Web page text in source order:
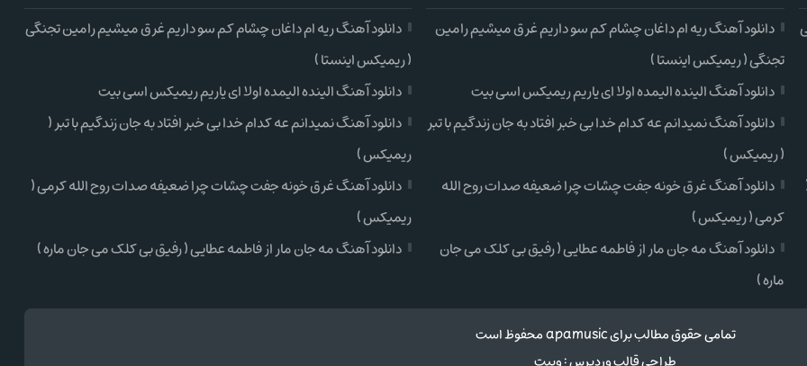
دانلود آهنگ ریه ام داغان چشام کم سو داریم غرق میشیم رامین
تجنگی ( ریمیکس اینستا )
دانلود آهنگ الینده الیمده اولا ای یاریم ریمیکس اسی بیت
دانلود آهنگ نمیدانم عه کدام خدا بی خبر افتاد به جان زندگیم با تبر
( ریمیکس )
دانلود آهنگ غرق خونه جفت چشات چرا ضعیفه صدات روح الله
کرمی ( ریمیکس )
دانلود آهنگ مه جان مار از فاطمه عطایی ( رفیق بی کلک می جان
ماره )
دانلود آهنگ ریه ام داغان چشام کم سو داریم غرق میشیم رامین تجنگی
( ریمیکس اینستا )
دانلود آهنگ الینده الیمده اولا ای یاریم ریمیکس اسی بیت
دانلود آهنگ نمیدانم عه کدام خدا بی خبر افتاد به جان زندگیم با تبر (
ریمیکس )
دانلود آهنگ غرق خونه جفت چشات چرا ضعیفه صدات روح الله کرمی (
ریمیکس )
دانلود آهنگ مه جان مار از فاطمه عطایی ( رفیق بی کلک می جان ماره )
تمامی حقوق مطالب برای apamusic محفوظ است
طراحی قالب وردپرس:وبیت